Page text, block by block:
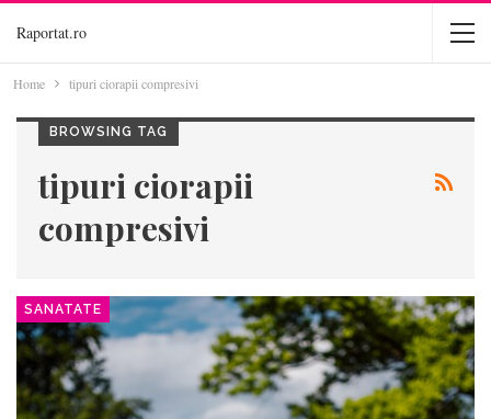
Raportat.ro
Home tipuri ciorapii compresivi
BROWSING TAG
tipuri ciorapii
compresivi
SANATATE